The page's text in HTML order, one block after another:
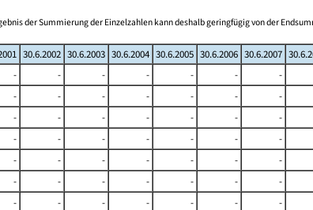
der Summierung der Einzelzahlen kann deshalb geringfügig von der
30.6.2002 30.6.2003 30.6.2004 30.6.2005 30.6.2006 30.6.2007
- - - - - -
-
- - - - - -
-
- - - - - -
-
- - - - - -
-
- - - - - -
-
- - - - - -
-
- - - - - -
-